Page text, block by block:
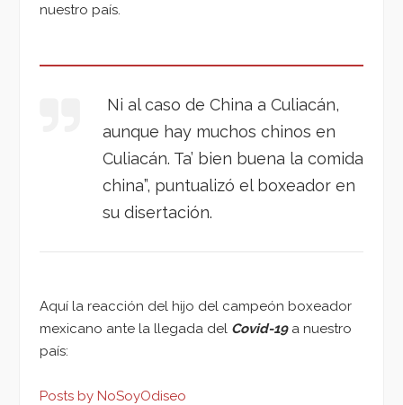
nuestro país.
Ni al caso de China a Culiacán,
aunque hay muchos chinos en
Culiacán. Ta’ bien buena la comida
china”, puntualizó el boxeador en
su disertación.
Aquí la reacción del hijo del campeón boxeador
mexicano ante la llegada del Covid-19 a nuestro
país:
Posts by NoSoyOdiseo